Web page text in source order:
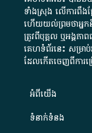
ទាំងស្រុង លើការពឹង
ហើយយល់ព្រមថាអ្នកនឹ
ត្រូវពីបុគ្គល ឬអង្គភា
គេហទំព័រនេះ សម្រា
ដែលកើតចេញពីការប្
អំពី​យើង​
ទំនាក់ទំនង